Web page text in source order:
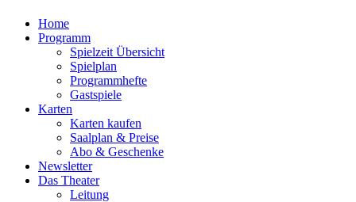
Home
Programm
Spielzeit Übersicht
Spielplan
Programmhefte
Gastspiele
Karten
Karten kaufen
Saalplan & Preise
Abo & Geschenke
Newsletter
Das Theater
Leitung